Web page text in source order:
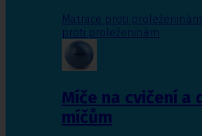
Matrace proti proleženinám
proti proleženinám
Míče na cvičení a
míčům